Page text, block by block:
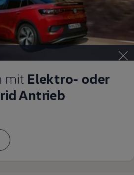
mit Elektro- oder
Antrieb